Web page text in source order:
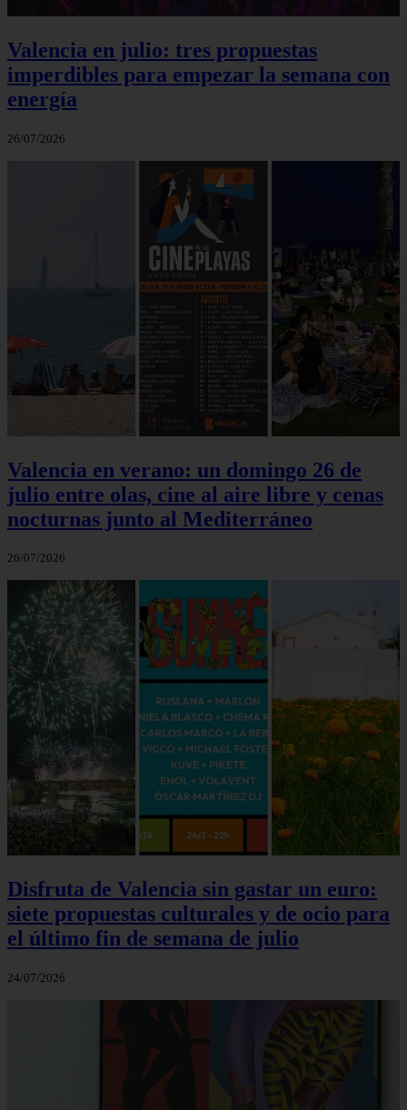
Valencia en julio: tres propuestas
imperdibles para empezar la semana con
energía
26/07/2026
Valencia en verano: un domingo 26 de
julio entre olas, cine al aire libre y cenas
nocturnas junto al Mediterráneo
26/07/2026
Disfruta de Valencia sin gastar un euro:
siete propuestas culturales y de ocio para
el último fin de semana de julio
24/07/2026